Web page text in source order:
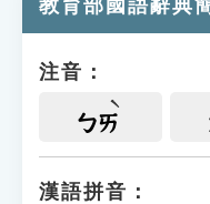
單字索引
遊戲專區
教育部國語辭典
注音：
ㄅㄞ
漢語拼音：